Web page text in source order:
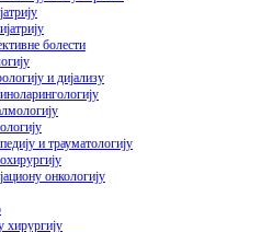
болести
и дијализу
и трауматологију
онкологију
хирургију